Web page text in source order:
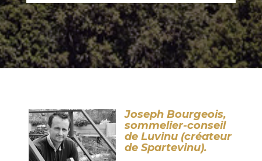
Joseph Bourgeois,
sommelier-conseil
de Luvinu (créateur
de Spartevinu).